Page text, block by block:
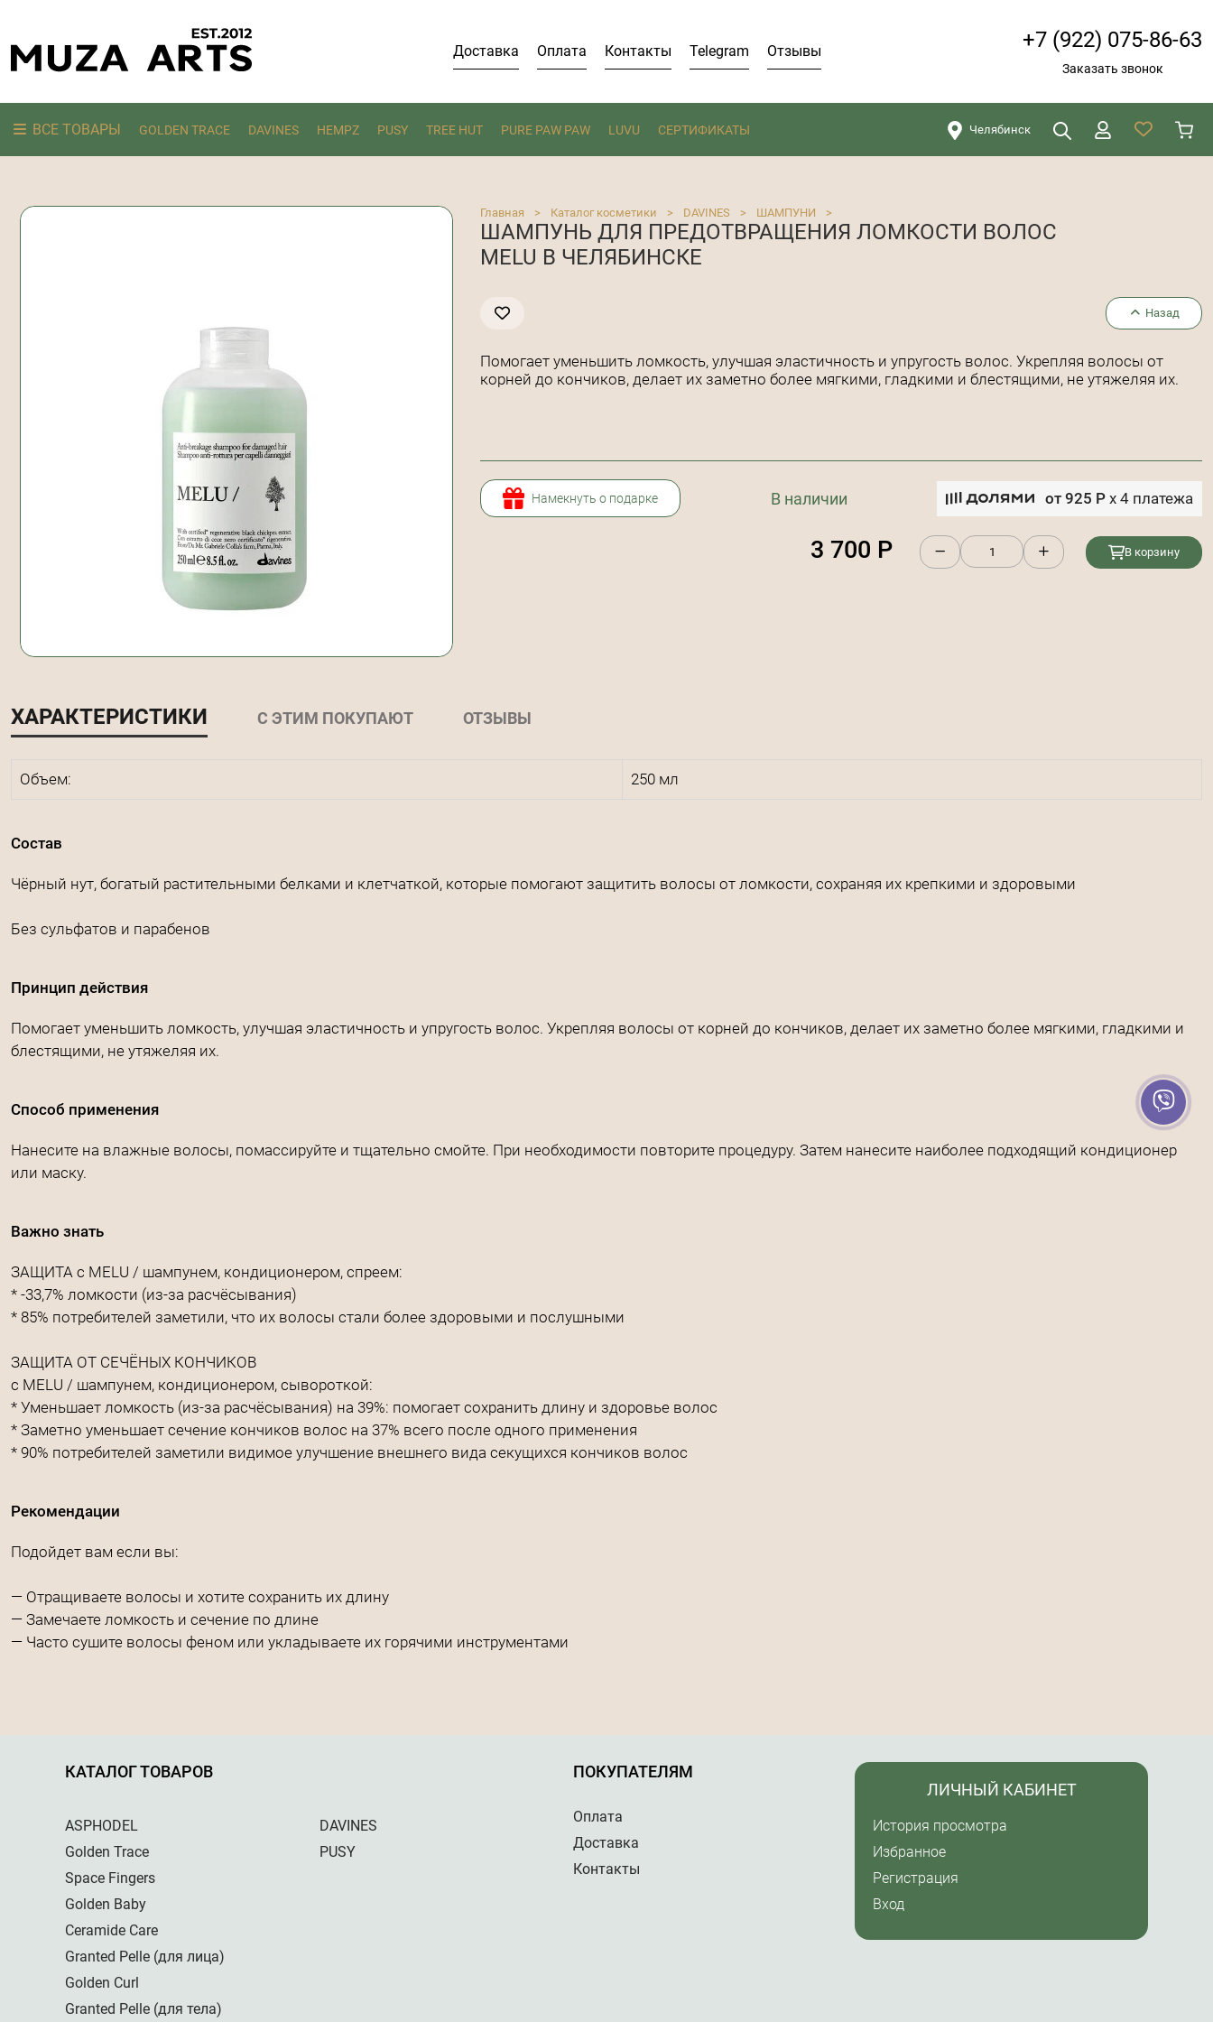
Доставка Оплата Контакты Telegram Отзывы +7 (922) 075-86-63
Заказать звонок
ВСЕ ТОВАРЫ GOLDEN TRACE DAVINES HEMPZ PUSY TREE HUT PURE PAW PAW LUVU СЕРТИФИКАТЫ Челябинск
Главная
> Каталог косметики > DAVINES > ШАМПУНИ >
ШАМПУНЬ ДЛЯ ПРЕДОТВРАЩЕНИЯ ЛОМКОСТИ ВОЛОС
MELU В ЧЕЛЯБИНСКЕ
Назад
Помогает уменьшить ломкость, улучшая эластичность и упругость волос. Укрепляя волосы от
корней до кончиков, делает их заметно более мягкими, гладкими и блестящими, не утяжеляя их.
Намекнуть о подарке В наличии от 925 Р x 4 платежа
3 700 Р В корзину
ХАРАКТЕРИСТИКИ С ЭТИМ ПОКУПАЮТ ОТЗЫВЫ
Объем: 250 мл
Состав
Чёрный нут, богатый растительными белками и клетчаткой, которые помогают защитить волосы от ломкости, сохраняя их крепкими и здоровыми
Без сульфатов и парабенов
Принцип действия
Помогает уменьшить ломкость, улучшая эластичность и упругость волос. Укрепляя волосы от корней до кончиков, делает их заметно более мягкими, гладкими и
блестящими, не утяжеляя их.
Способ применения
Нанесите на влажные волосы, помассируйте и тщательно смойте. При необходимости повторите процедуру. Затем нанесите наиболее подходящий кондиционер
или маску.
Важно знать
ЗАЩИТА с MELU / шампунем, кондиционером, спреем:
* -33,7% ломкости (из-за расчёсывания)
* 85% потребителей заметили, что их волосы стали более здоровыми и послушными
ЗАЩИТА ОТ СЕЧЁНЫХ КОНЧИКОВ
с MELU / шампунем, кондиционером, сывороткой:
* Уменьшает ломкость (из-за расчёсывания) на 39%: помогает сохранить длину и здоровье волос
* Заметно уменьшает сечение кончиков волос на 37% всего после одного применения
* 90% потребителей заметили видимое улучшение внешнего вида секущихся кончиков волос
Рекомендации
Подойдет вам если вы:
— Отращиваете волосы и хотите сохранить их длину
— Замечаете ломкость и сечение по длине
— Часто сушите волосы феном или укладываете их горячими инструментами
КАТАЛОГ ТОВАРОВ
ASPHODEL
Golden Trace
Space Fingers
Golden Baby
Ceramide Care
Granted Pelle (для лица)
Golden Curl
Granted Pelle (для тела)
DAVINES
PUSY
ПОКУПАТЕЛЯМ
Оплата
Доставка
Контакты
ЛИЧНЫЙ КАБИНЕТ
История просмотра
Избранное
Регистрация
Вход